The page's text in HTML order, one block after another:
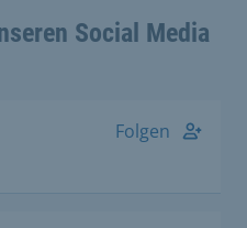
Social Media
Folgen